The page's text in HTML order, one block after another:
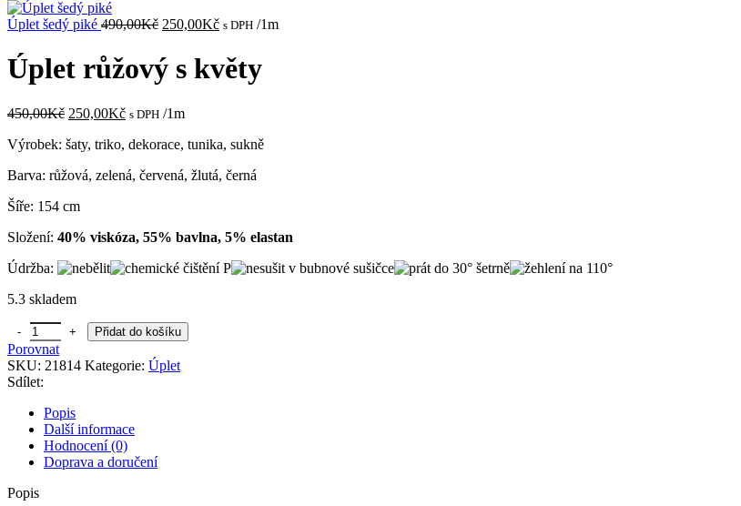
460,00Kč.250,00Kč.
Úplet šedý piké 490,00Kč Původní
byla:
490,00Kč.
250,00KčAktuální
je:
250,00Kč.
s DPH /1m
Úplet růžový s květy
450,00Kč Původní
byla:
250,00KčAktuální
je:
s DPH /1m
Výrobek: šaty, triko, dekorace, tunika, sukně
Barva: růžová, zelená, červená, žlutá, černá
Šíře: 154 cm
Složení: 40% viskóza, 55% bavlna, 5% elastan
Údržba:
5.3 skladem
Úplet růžový s květy množství
Přidat do košíku
Porovnat
SKU: 21814 Kategorie: Úplet
Sdílet:
Popis
Další informace
Hodnocení (0)
Doprava a doručení
Popis